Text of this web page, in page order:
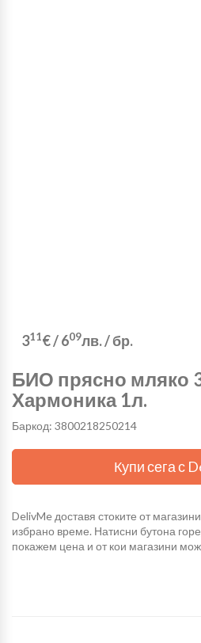
311€/609лв./ бр.
БИО прясно мляко
Хармоника 1л.
Баркод: 3800218250214
Купи сега с
DelivMe доставя стоките от
избрано време. Натисни бутона
покажем цена и от кои магазини